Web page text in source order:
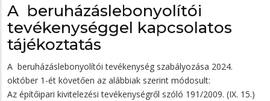
A beruházáslebonyolítói
tevékenységgel kapcsolatos
tájékoztatás
A beruházáslebonyolítói tevékenység szabályozása 2024.
október 1-ét követően az alábbiak szerint módosult:
Az építőipari kivitelezési tevékenységről szóló 191/2009. (IX. 15.)